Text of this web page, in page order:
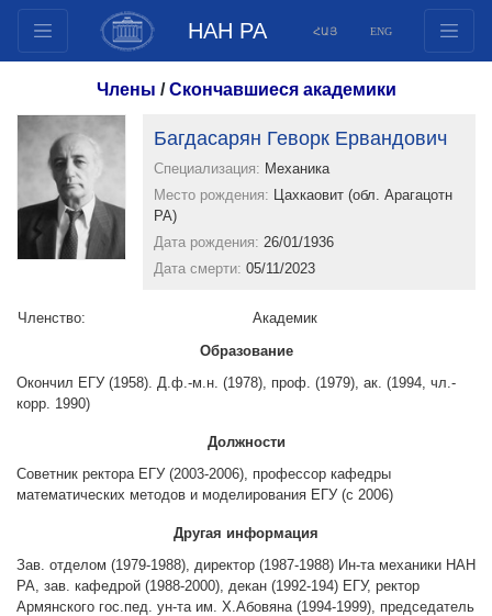
НАН РА ՀԱՅ ENG
Документы
Инновационные предложения
Публикации
Фонды
Фотогалерея
Веб ресурсы
Другие академии
Журнал "В мире науки"
Публикации в прессе
Члены /Скончавшиеся академики
Багдасарян Геворк Ервандович
Специализация: Механика
Место рождения: Цахкаовит (обл. Арагацотн
РА)
Дата рождения: 26/01/1936
Дата смерти: 05/11/2023
Членство:
Aкадемик
Образование
Окончил ЕГУ (1958). Д.ф.-м.н. (1978), проф. (1979), ак. (1994, чл.-
корр. 1990)
Должности
Советник ректора ЕГУ (2003-2006), профессор кафедры
математических методов и моделирования ЕГУ (с 2006)
Другая информация
Зав. отделом (1979-1988), директор (1987-1988) Ин-та механики НАН
РА, зав. кафедрой (1988-2000), декан (1992-194) ЕГУ, ректор
Армянского гос.пед. ун-та им. Х.Абовяна (1994-1999), председатель